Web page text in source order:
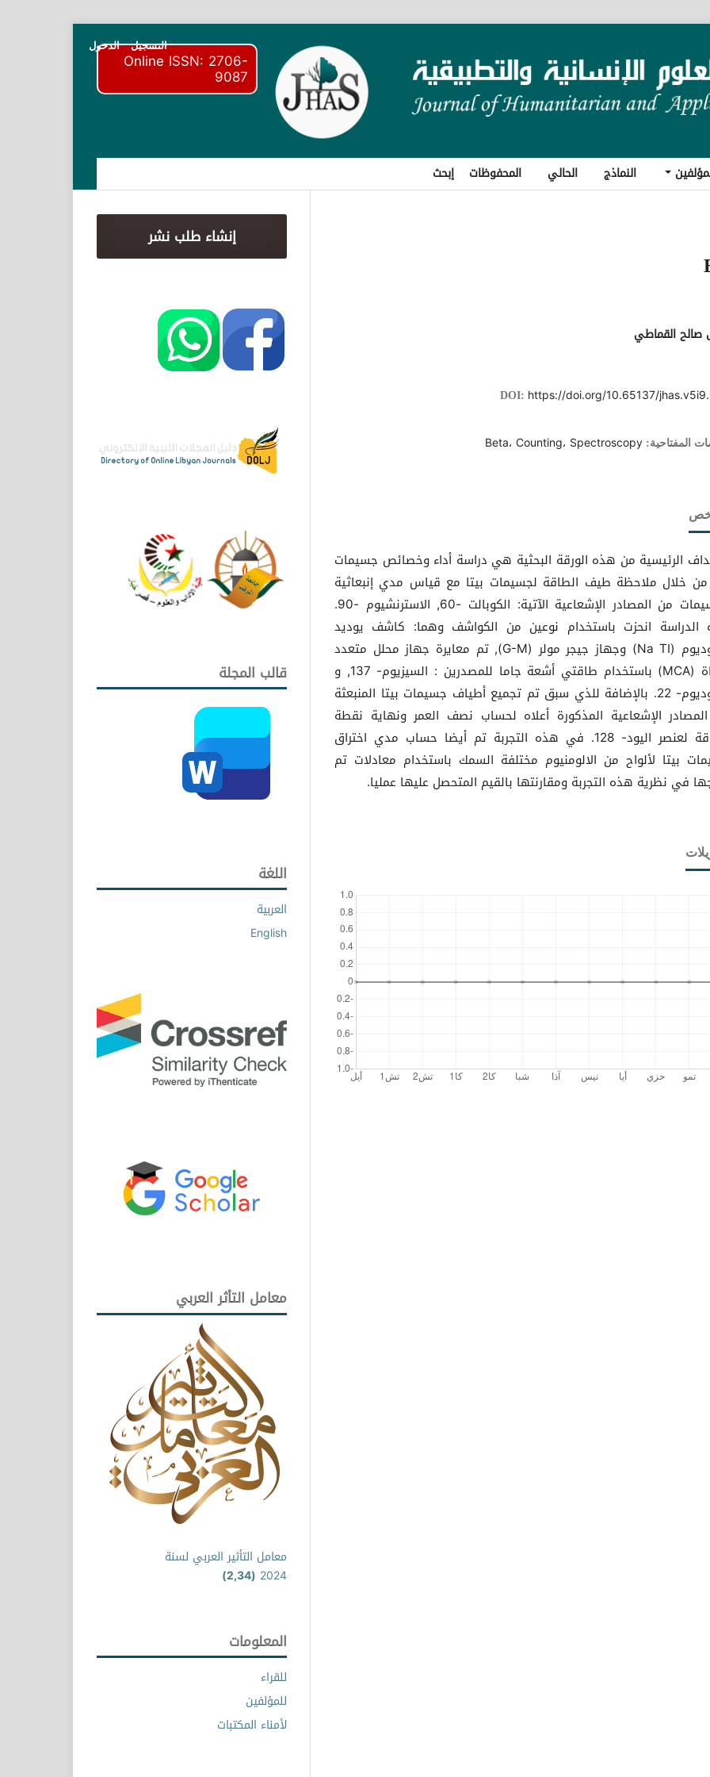
Online ISSN: 2706-
9087
النماذج الحالي المحفوظات إبحث
التسجيل الدخول
القماطي
DOI: https://doi.org/10.65137/
المفتاحية: Beta، Counting، Spectroscopy
الرئيسية من هذه الورقة البحثية هي دراسة أداء وخصائص جسيمات
من خلال ملاحظة طيف الطاقة لجسيمات بيتا مع قياس مدي إنبعاثية
الجسيمات من المصادر الإشعاعية الآتية: الكوبالت -60, الاسترنشيوم -90.
الدراسة انحزت باستخدام نوعين من الكواشف وهما: كاشف يوديد
الصوديوم (Na TI) وجهاز جيجر مولر (G-M), تم معايرة جهاز محلل متعدد
القناة (MCA) باستخدام طاقتي أشعة جاما للمصدرين : السيزيوم- 137, و
الصوديوم- 22. بالإضافة للذي سبق تم تجميع أطياف جسيمات بيتا المنبعثة
الإشعاعية المذكورة أعلاه لحساب نصف العمر ونهاية نقطة
الطاقة لعنصر اليود- 128. في هذه التجربة تم أيضا حساب مدي اختراق
بيتا لألواح من الالومنيوم مختلفة السمك باستخدام معادلات تم
في نظرية هذه التجربة ومقارنتها بالقيم المتحصل عليها عمليا.
إنشاء طلب نشر
قالب المجلة
اللغة
العربية
English
معامل التأثر العربي
معامل التأثير العربي لسنة
2024
(2,34)
المعلومات
للقراء
للمؤلفين
لأمناء المكتبات